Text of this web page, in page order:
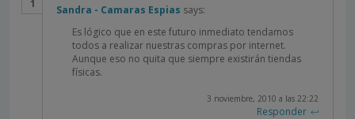
Sandra - Camaras Espias says:
3 noviembre, 2010 a las 22:22
Es lógico que en este futuro inmediato tendamos
todos a realizar nuestras compras por internet.
Aunque eso no quita que siempre existirán tiendas
físicas.
Responder